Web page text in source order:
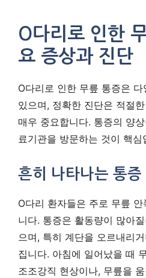
O다리로 인한
요 증상과 진단
O다리로 인한 무릎 통증은
있으며, 정확한 진단은 적절
매우 중요합니다. 통증의 양
료기관을 방문하는 것이 핵심
흔히 나타나는 통증
O다리 환자들은 주로 무릎
니다. 통증은 활동량이 많아
으며, 특히 계단을 오르내리
집니다. 아침에 일어났을 때
조조강직 현상이나, 무릎을